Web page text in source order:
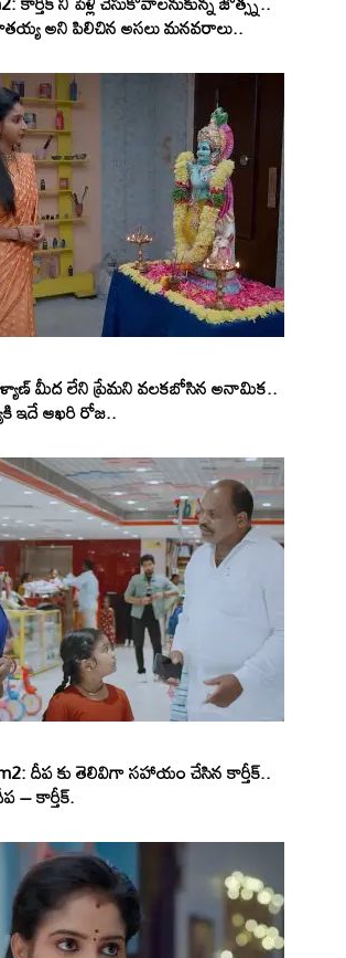
అని పిలిచిన అసలు మనవరాలు..
మీద లేని ప్రేమని వలకబోసిన అనామిక..
ఇదే ఆఖరి రోజ..
దీప కు తెలివిగా సహాయం చేసిన కార్తీక్..
– కార్తీక్.